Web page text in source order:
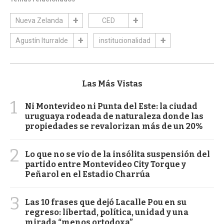
Nueva Zelanda CED
Agustín Iturralde institucionalidad
Las Más Vistas
1
Ni Montevideo ni Punta del Este: la ciudad
uruguaya rodeada de naturaleza donde las
propiedades se revalorizan más de un 20%
2
Lo que no se vio de la insólita suspensión del
partido entre Montevideo City Torque y
Peñarol en el Estadio Charrúa
3
Las 10 frases que dejó Lacalle Pou en su
regreso: libertad, política, unidad y una